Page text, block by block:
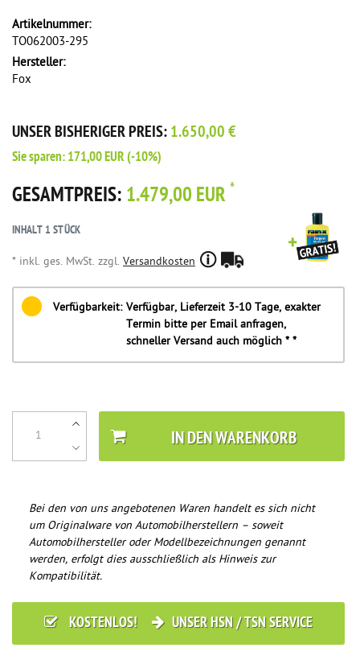
Artikelnummer:
TO062003-295
Hersteller:
Fox
UNSER BISHERIGER PREIS:1.650,00 €
Sie sparen:171,00 EUR(-10%)
GESAMTPREIS: 1.479,00 EUR *
INHALT 1STÜCK
* inkl. ges. MwSt. zzgl. Versandkosten
Verfügbarkeit: Verfügbar, Lieferzeit 3-10 Tage, exakter
Termin bitte per Email anfragen,
schneller Versand auch möglich * *
IN DEN WARENKORB
Bei den von uns angebotenen Waren handelt es sich nicht
um Originalware von Automobilherstellern – soweit
Automobilhersteller oder Modellbezeichnungen genannt
werden, erfolgt dies ausschließlich als Hinweis zur
Kompatibilität.
KOSTENLOS! UNSER HSN / TSN SERVICE